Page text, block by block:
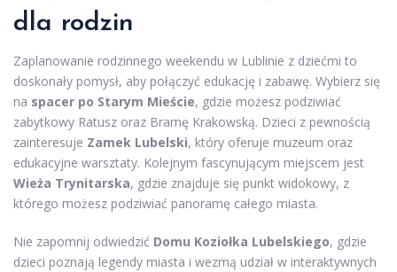
dla rodzin
Zaplanowanie rodzinnego weekendu w Lublinie z dziećmi to
doskonały pomysł, aby połączyć edukację i zabawę. Wybierz się
na spacer po Starym Mieście, gdzie możesz podziwiać
zabytkowy Ratusz oraz Bramę Krakowską. Dzieci z pewnością
zainteresuje Zamek Lubelski, który oferuje muzeum oraz
edukacyjne warsztaty. Kolejnym fascynującym miejscem jest
Wieża Trynitarska, gdzie znajduje się punkt widokowy, z
którego możesz podziwiać panoramę całego miasta.
Nie zapomnij odwiedzić Domu Koziołka Lubelskiego, gdzie
dzieci poznają legendy miasta i wezmą udział w interaktywnych